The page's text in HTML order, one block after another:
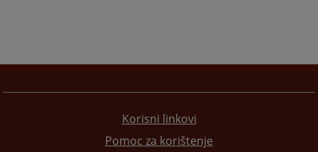
Korisni linkovi
Pomoc za korištenje